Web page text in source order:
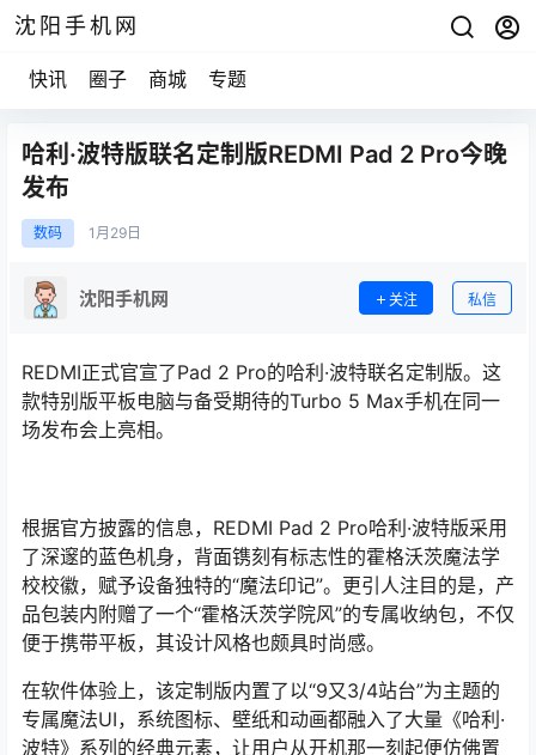
沈阳手机网
快讯 圈子 商城 专题
哈利·波特版联名定制版REDMI Pad 2 Pro今晚
发布
数码 1月 29日
沈阳手机网 关注 私信
REDMI正式官宣了Pad 2 Pro的哈利·波特联名定制版。这
款特别版平板电脑与备受期待的Turbo 5 Max手机在同一
场发布会上亮相。
根据官方披露的信息，REDMI Pad 2 Pro哈利·波特版采用
了深邃的蓝色机身，背面镌刻有标志性的霍格沃茨魔法学
校校徽，赋予设备独特的“魔法印记”。更引人注目的是，产
品包装内附赠了一个“霍格沃茨学院风”的专属收纳包，不仅
便于携带平板，其设计风格也颇具时尚感。
在软件体验上，该定制版内置了以“9又3/4站台”为主题的
专属魔法UI，系统图标、壁纸和动画都融入了大量《哈利·
波特》系列的经典元素，让用户从开机那一刻起便仿佛置